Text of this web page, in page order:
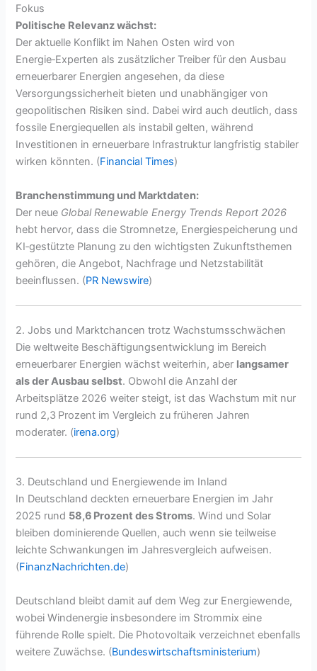
Fokus
Politische Relevanz wächst:
Der aktuelle Konflikt im Nahen Osten wird von
Energie‑Experten als zusätzlicher Treiber für den Ausbau
erneuerbarer Energien angesehen, da diese
Versorgungssicherheit bieten und unabhängiger von
geopolitischen Risiken sind. Dabei wird auch deutlich, dass
fossile Energiequellen als instabil gelten, während
Investitionen in erneuerbare Infrastruktur langfristig stabiler
wirken könnten. (Financial Times)
Branchenstimmung und Marktdaten:
Der neue Global Renewable Energy Trends Report 2026
hebt hervor, dass die Stromnetze, Energiespeicherung und
KI‑gestützte Planung zu den wichtigsten Zukunftsthemen
gehören, die Angebot, Nachfrage und Netzstabilität
beeinflussen. (PR Newswire)
2. Jobs und Marktchancen trotz Wachstumsschwächen
Die weltweite Beschäftigungsentwicklung im Bereich
erneuerbarer Energien wächst weiterhin, aber langsamer
als der Ausbau selbst. Obwohl die Anzahl der
Arbeitsplätze 2026 weiter steigt, ist das Wachstum mit nur
rund 2,3 Prozent im Vergleich zu früheren Jahren
moderater. (irena.org)
3. Deutschland und Energiewende im Inland
In Deutschland deckten erneuerbare Energien im Jahr
2025 rund 58,6 Prozent des Stroms. Wind und Solar
bleiben dominierende Quellen, auch wenn sie teilweise
leichte Schwankungen im Jahresvergleich aufweisen.
(FinanzNachrichten.de)
Deutschland bleibt damit auf dem Weg zur Energiewende,
wobei Windenergie insbesondere im Strommix eine
führende Rolle spielt. Die Photovoltaik verzeichnet ebenfalls
weitere Zuwächse. (Bundeswirtschaftsministerium)